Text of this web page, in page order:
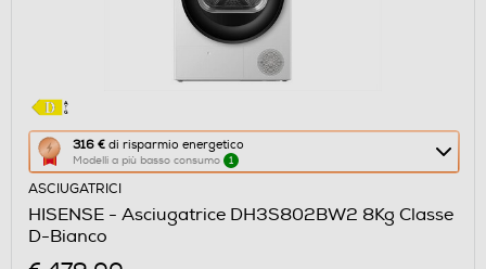
316 € di risparmio energetico
Modelli a più basso consumo 1
Questa
azione
aprirà
il
Calcolatore
ASCIUGATRICI
HISENSE - Asciugatrice DH3S802BW2 8Kg Classe
D-Bianco